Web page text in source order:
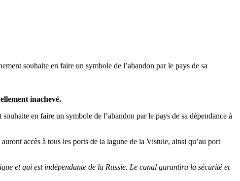
souhaite en faire un symbole de l’abandon par le pays de sa
inachevé.
souhaite en faire un symbole de l’abandon par le pays de sa dépendance à
accès à tous les ports de la lagune de la Vistule, ainsi qu’au port
et qui est indépendante de la Russie. Le canal garantira la sécurité et